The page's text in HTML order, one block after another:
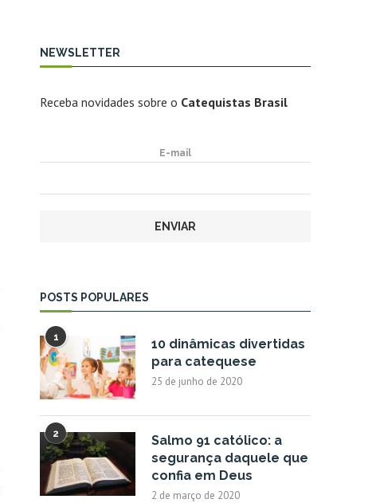
NEWSLETTER
Receba novidades sobre o Catequistas Brasil
E-mail
POSTS POPULARES
1
10 dinâmicas divertidas
para catequese
25 de junho de 2020
2
Salmo 91 católico: a
segurança daquele que
confia em Deus
2 de março de 2020